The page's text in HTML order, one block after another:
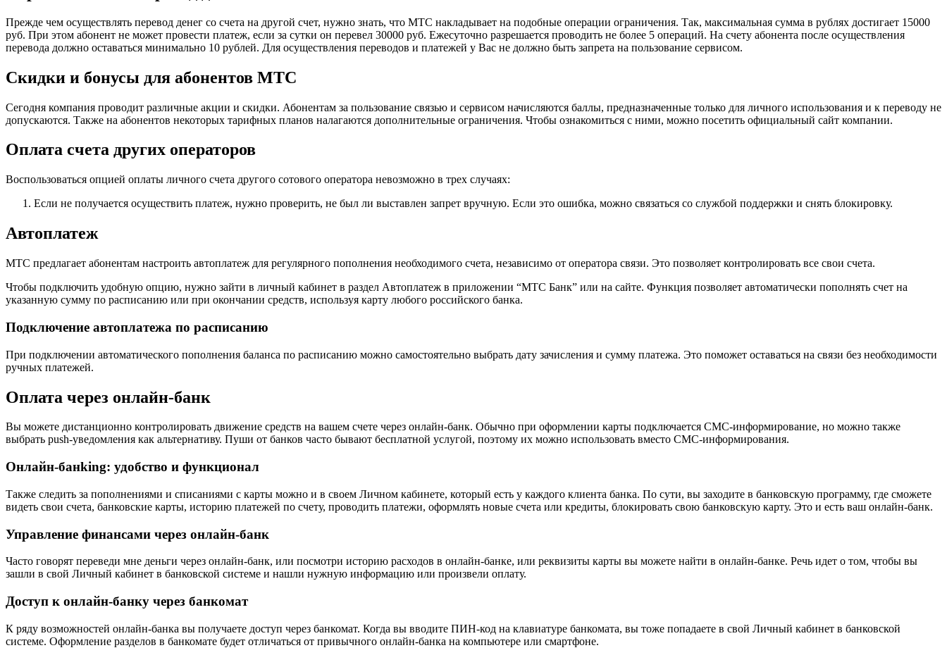
Прежде чем осуществлять перевод денег со счета на другой счет, нужно знать, что МТС накладывает на подобные операции ограничения. Так, максимальная сумма в рублях достигает 15000
руб. При этом абонент не может провести платеж, если за сутки он перевел 30000 руб. Ежесуточно разрешается проводить не более 5 операций. На счету абонента после осуществления
перевода должно оставаться минимально 10 рублей. Для осуществления переводов и платежей у Вас не должно быть запрета на пользование сервисом.
Скидки и бонусы для абонентов МТС
Сегодня компания проводит различные акции и скидки. Абонентам за пользование связью и сервисом начисляются баллы, предназначенные только для личного использования и к переводу не
допускаются. Также на абонентов некоторых тарифных планов налагаются дополнительные ограничения. Чтобы ознакомиться с ними, можно посетить официальный сайт компании.
Оплата счета других операторов
Воспользоваться опцией оплаты личного счета другого сотового оператора невозможно в трех случаях:
Если не получается осуществить платеж, нужно проверить, не был ли выставлен запрет вручную. Если это ошибка, можно связаться со службой поддержки и снять блокировку.
Автоплатеж
МТС предлагает абонентам настроить автоплатеж для регулярного пополнения необходимого счета, независимо от оператора связи. Это позволяет контролировать все свои счета.
Чтобы подключить удобную опцию, нужно зайти в личный кабинет в раздел Автоплатеж в приложении “МТС Банк” или на сайте. Функция позволяет автоматически пополнять счет на
указанную сумму по расписанию или при окончании средств, используя карту любого российского банка.
Подключение автоплатежа по расписанию
При подключении автоматического пополнения баланса по расписанию можно самостоятельно выбрать дату зачисления и сумму платежа. Это поможет оставаться на связи без необходимости
ручных платежей.
Оплата через онлайн-банк
Вы можете дистанционно контролировать движение средств на вашем счете через онлайн-банк. Обычно при оформлении карты подключается СМС-информирование, но можно также
выбрать push-уведомления как альтернативу. Пуши от банков часто бывают бесплатной услугой, поэтому их можно использовать вместо СМС-информирования.
Онлайн-банking: удобство и функционал
Также следить за пополнениями и списаниями с карты можно и в своем Личном кабинете, который есть у каждого клиента банка. По сути, вы заходите в банковскую программу, где сможете
видеть свои счета, банковские карты, историю платежей по счету, проводить платежи, оформлять новые счета или кредиты, блокировать свою банковскую карту. Это и есть ваш онлайн-банк.
Управление финансами через онлайн-банк
Часто говорят переведи мне деньги через онлайн-банк, или посмотри историю расходов в онлайн-банке, или реквизиты карты вы можете найти в онлайн-банке. Речь идет о том, чтобы вы
зашли в свой Личный кабинет в банковской системе и нашли нужную информацию или произвели оплату.
Доступ к онлайн-банку через банкомат
К ряду возможностей онлайн-банка вы получаете доступ через банкомат. Когда вы вводите ПИН-код на клавиатуре банкомата, вы тоже попадаете в свой Личный кабинет в банковской
системе. Оформление разделов в банкомате будет отличаться от привычного онлайн-банка на компьютере или смартфоне.